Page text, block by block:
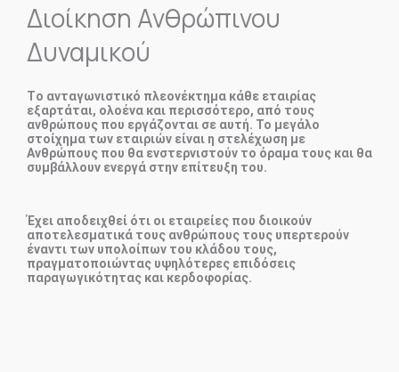
Διοίκηση Ανθρώπινου
Δυναμικού
Tο ανταγωνιστικό πλεονέκτημα κάθε εταιρίας
εξαρτάται, ολοένα και περισσότερο, από τους
ανθρώπους που εργάζονται σε αυτή. Το μεγάλο
στοίχημα των εταιριών είναι η στελέχωση με
Ανθρώπους που θα ενστερνιστούν το όραμα τους και θα
συμβάλλουν ενεργά στην επίτευξη του.
Έχει αποδειχθεί ότι οι εταιρείες που διοικούν
αποτελεσματικά τους ανθρώπους τους υπερτερούν
έναντι των υπολοίπων του κλάδου τους,
πραγματοποιώντας υψηλότερες επιδόσεις
παραγωγικότητας και κερδοφορίας.